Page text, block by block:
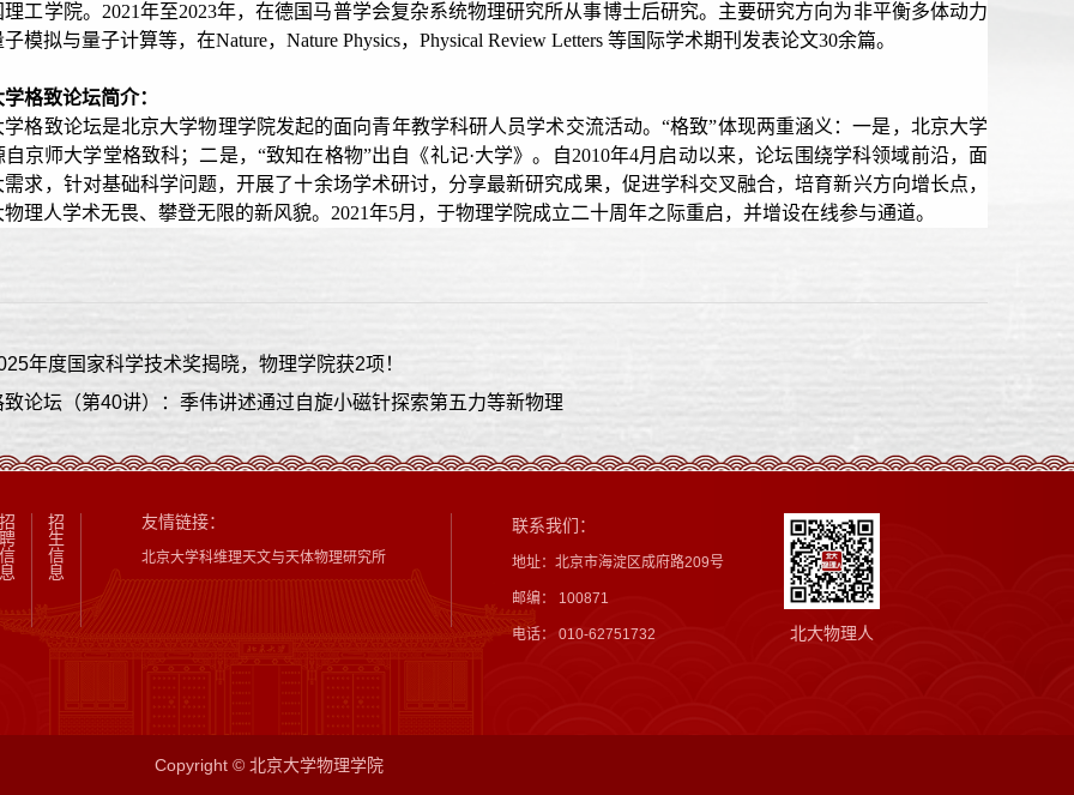
工学院。2021年至2023年，在德国马普学会复杂系统物理研究所从事博士后研究。主要研究方向为非平衡多体动力
模拟与量子计算等，在Nature，Nature Physics，Physical Review Letters 等国际学术期刊发表论文30余篇。
格致论坛简介：
学格致论坛是北京大学物理学院发起的面向青年教学科研人员学术交流活动。“格致”体现两重涵义：一是，北京大学
京师大学堂格致科；二是，“致知在格物”出自《礼记·大学》。自2010年4月启动以来，论坛围绕学科领域前沿，面
求，针对基础科学问题，开展了十余场学术研讨，分享最新研究成果，促进学科交叉融合，培育新兴方向增长点，
理人学术无畏、攀登无限的新风貌。2021年5月，于物理学院成立二十周年之际重启，并增设在线参与通道。
年度国家科学技术奖揭晓，物理学院获2项！
论坛（第40讲）：季伟讲述通过自旋小磁针探索第五力等新物理
招
聘
信
息
招
生
信
息
友情链接：
北京大学科维理天文与天体物理研究所
联系我们：
地址：北京市海淀区成府路209号
邮编： 100871
电话： 010-62751732 北大物理人
Copyright © 北京大学物理学院